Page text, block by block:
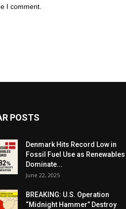
I comment.
POSTS
Denmark Hits Record Low in
Fossil Fuel Use as Renewables
Dominate...
June 22, 2025
BREAKING: U.S. Operation
“Midnight Hammer” Destroy